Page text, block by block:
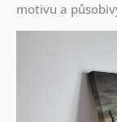
motivu a